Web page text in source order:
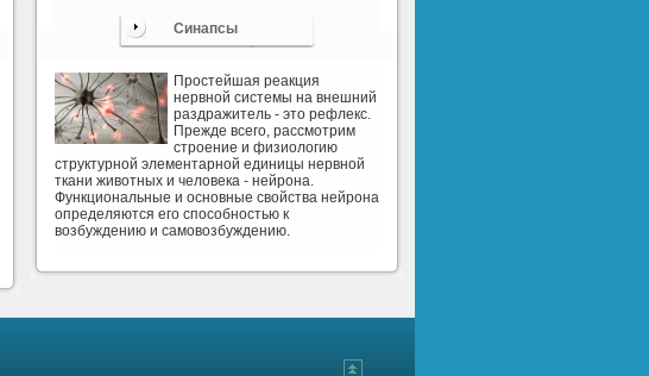
Синапсы
Простейшая реакция
нервной системы на внешний
раздражитель - это рефлекс.
Прежде всего, рассмотрим
строение и физиологию
структурной элементарной единицы нервной
ткани животных и человека - нейрона.
Функциональные и основные свойства нейрона
определяются его способностью к
возбуждению и самовозбуждению.